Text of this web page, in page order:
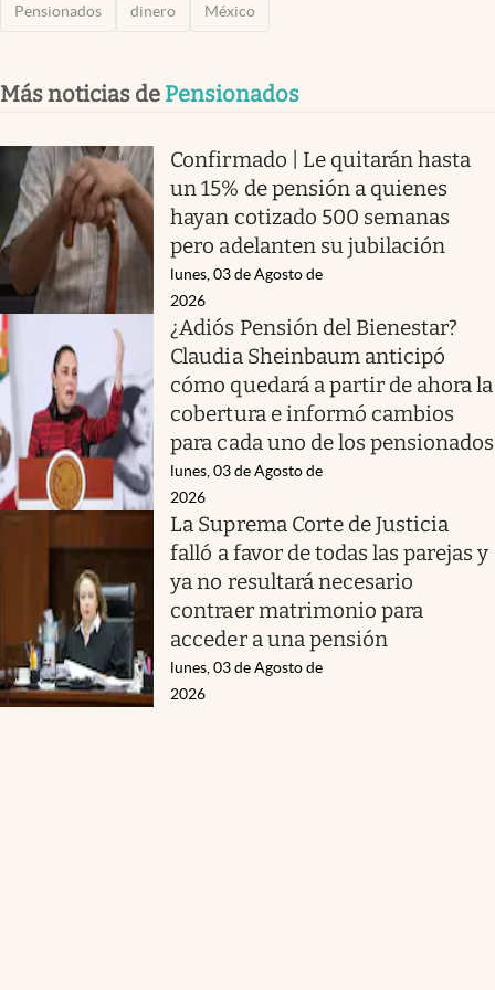
Pensionados dinero México
Más noticias de Pensionados
Confirmado | Le quitarán hasta
un 15% de pensión a quienes
hayan cotizado 500 semanas
pero adelanten su jubilación
lunes, 03 de Agosto de
2026
¿Adiós Pensión del Bienestar?
Claudia Sheinbaum anticipó
cómo quedará a partir de ahora la
cobertura e informó cambios
para cada uno de los pensionados
lunes, 03 de Agosto de
2026
La Suprema Corte de Justicia
falló a favor de todas las parejas y
ya no resultará necesario
contraer matrimonio para
acceder a una pensión
lunes, 03 de Agosto de
2026